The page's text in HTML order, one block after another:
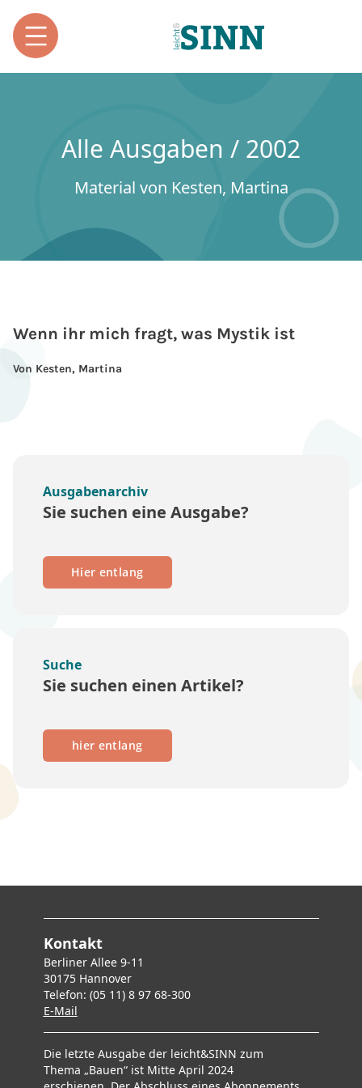
Alle Ausgaben / 2002
Material von Kesten, Martina
Wenn ihr mich fragt, was Mystik ist
Von Kesten, Martina
Ausgabenarchiv
Sie suchen eine Ausgabe?
Hier entlang
Suche
Sie suchen einen Artikel?
hier entlang
Kontakt
Berliner Allee 9-11
30175 Hannover
Telefon: (05 11) 8 97 68-300
E-Mail
Die letzte Ausgabe der leicht&SINN zum
Thema „Bauen“ ist Mitte April 2024